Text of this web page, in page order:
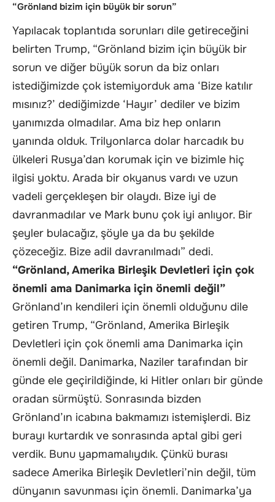
“Grönland bizim için büyük bir sorun”
Yapılacak toplantıda sorunları dile getireceğini
belirten Trump, “Grönland bizim için büyük bir
sorun ve diğer büyük sorun da biz onları
istediğimizde çok istemiyorduk ama ‘Bize katılır
mısınız?’ dediğimizde ‘Hayır’ dediler ve bizim
yanımızda olmadılar. Ama biz hep onların
yanında olduk. Trilyonlarca dolar harcadık bu
ülkeleri Rusya’dan korumak için ve bizimle hiç
ilgisi yoktu. Arada bir okyanus vardı ve uzun
vadeli gerçekleşen bir olaydı. Bize iyi de
davranmadılar ve Mark bunu çok iyi anlıyor. Bir
şeyler bulacağız, şöyle ya da bu şekilde
çözeceğiz. Bize adil davranılmadı” dedi.
“Grönland, Amerika Birleşik Devletleri için çok
önemli ama Danimarka için önemli değil”
Grönland’ın kendileri için önemli olduğunu dile
getiren Trump, “Grönland, Amerika Birleşik
Devletleri için çok önemli ama Danimarka için
önemli değil. Danimarka, Naziler tarafından bir
günde ele geçirildiğinde, ki Hitler onları bir günde
oradan sürmüştü. Sonrasında bizden
Grönland’ın icabına bakmamızı istemişlerdi. Biz
burayı kurtardık ve sonrasında aptal gibi geri
verdik. Bunu yapmamalıydık. Çünkü burası
sadece Amerika Birleşik Devletleri’nin değil, tüm
dünyanın savunması için önemli. Danimarka’ya